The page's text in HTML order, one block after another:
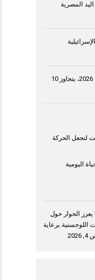
المصرية
إنتاج القمح في مصر خلال موسم 2026، يتجاوز 10
الحركة
اليومية
الشارقة للاستثمار 2026” يعزز الحوار حول
اللوجستية برعاية